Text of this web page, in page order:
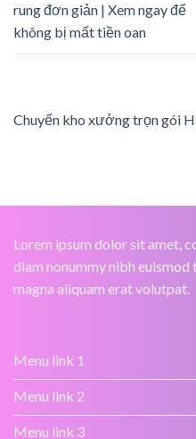
rung đơn giản | Xem ngay để
không bị mất tiền oan
Chuyển kho xưởng trọn gói
Lorem ipsum dolor sit amet,
diam nonummy nibh
magna aliquam erat volutpat.
Menu link 1
Menu link 2
Menu link 3